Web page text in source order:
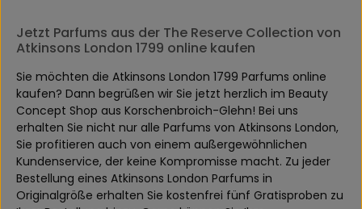
Jetzt Parfums aus der The Reserve Collection von
Atkinsons London 1799 online kaufen
Sie möchten die Atkinsons London 1799 Parfums online
kaufen? Dann begrüßen wir Sie jetzt herzlich im Beauty
Concept Shop aus Korschenbroich-Glehn! Bei uns
erhalten Sie nicht nur alle Parfums von Atkinsons London,
Sie profitieren auch von einem außergewöhnlichen
Kundenservice, der keine Kompromisse macht. Zu jeder
Bestellung eines Atkinsons London Parfums in
Originalgröße erhalten Sie kostenfrei fünf Gratisproben zu